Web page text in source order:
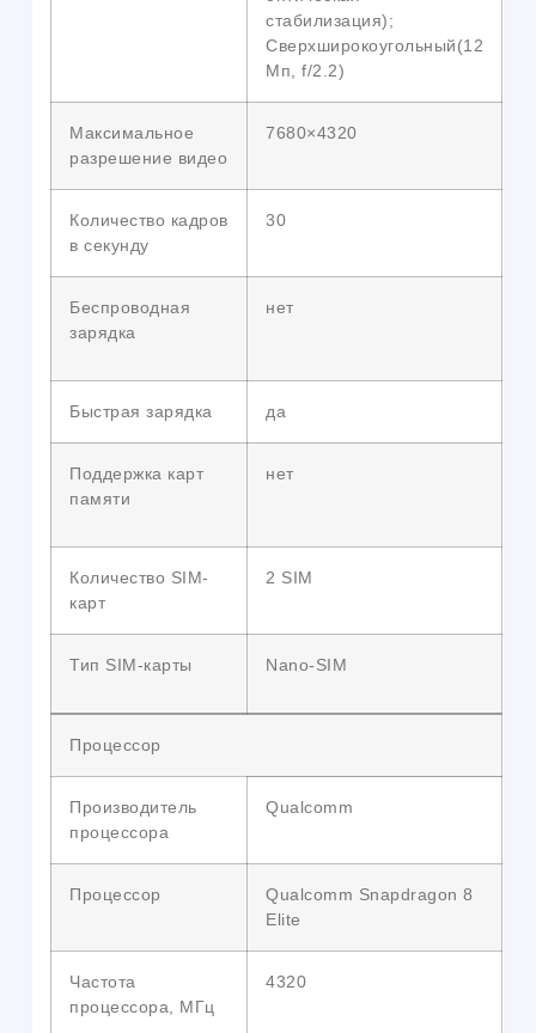
стабилизация);
Сверхширокоугольный(12
Мп, f/2.2)
Максимальное
разрешение видео
7680×4320
Количество кадров
в секунду
30
Беспроводная
зарядка
нет
Быстрая зарядка да
Поддержка карт
памяти
нет
Количество SIM-
карт
2 SIM
Тип SIM-карты Nano-SIM
Процессор
Производитель
процессора
Qualcomm
Процессор
Qualcomm Snapdragon 8
Elite
Частота
процессора, МГц
4320